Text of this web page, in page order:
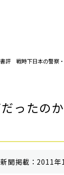
評 戦時下日本の警察
だった
聞掲載：2011年